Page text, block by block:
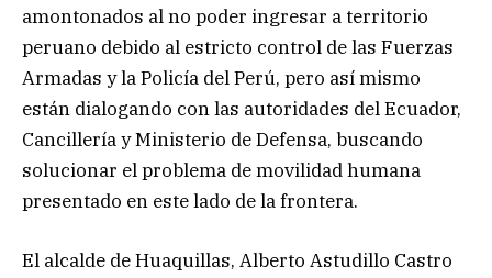
amontonados al no poder ingresar a territorio
peruano debido al estricto control de las Fuerzas
Armadas y la Policía del Perú, pero así mismo
están dialogando con las autoridades del Ecuador,
Cancillería y Ministerio de Defensa, buscando
solucionar el problema de movilidad humana
presentado en este lado de la frontera.
El alcalde de Huaquillas, Alberto Astudillo Castro